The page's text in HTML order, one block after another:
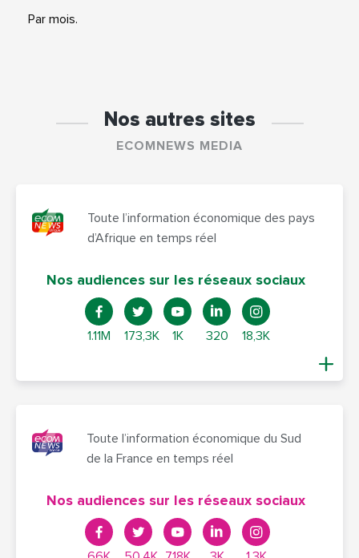
Par mois.
Nos autres sites
ECOMNEWS MEDIA
Toute l’information économique des pays
d’Afrique en temps réel
Nos audiences sur les réseaux sociaux
1.11M 173,3K 1K 320 18,3K
Toute l’information économique du Sud
de la France en temps réel
Nos audiences sur les réseaux sociaux